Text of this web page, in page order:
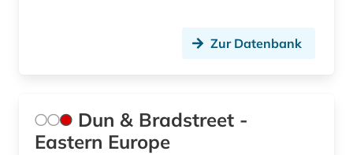
Zur Datenbank
Dun & Bradstreet -
Eastern Europe